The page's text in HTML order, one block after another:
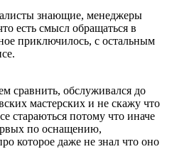
знающие, менеджеры
есть смысл обращаться в
приключилось, с остальным
сравнить, обслуживался до
мастерских и не скажу что
стараються потому что иначе
по оснащению,
которое даже не знал что оно